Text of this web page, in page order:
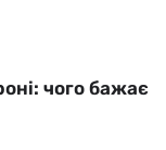
чого бажає